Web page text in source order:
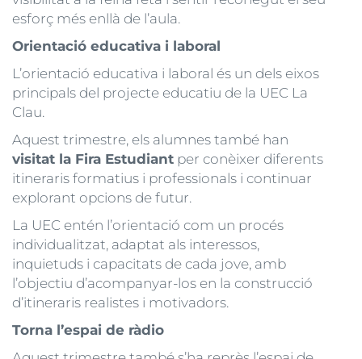
esforç més enllà de l’aula.
Orientació educativa i laboral
L’orientació educativa i laboral és un dels eixos
principals del projecte educatiu de la UEC La
Clau.
Aquest trimestre, els alumnes també han
visitat la Fira Estudiant per conèixer diferents
itineraris formatius i professionals i continuar
explorant opcions de futur.
La UEC entén l’orientació com un procés
individualitzat, adaptat als interessos,
inquietuds i capacitats de cada jove, amb
l’objectiu d’acompanyar-los en la construcció
d’itineraris realistes i motivadors.
Torna l’espai de ràdio